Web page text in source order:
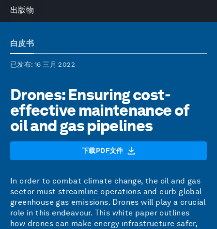
出版物
白皮书
已发布: 16 三月 2022
Drones: Ensuring cost-
effective maintenance of
oil and gas pipelines
下载PDF文件
In order to combat climate change, the oil and gas
sector must streamline operations and curb global
greenhouse gas emissions. Drones will play a crucial
role in this endeavour. This white paper outlines
how drones can make energy infrastructure safer,